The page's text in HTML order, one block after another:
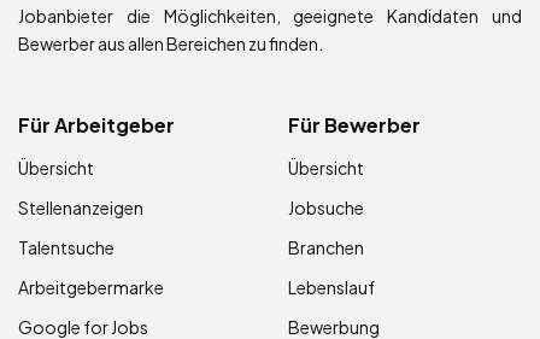
Jobanbieter die Möglichkeiten, geeignete Kandidaten und
Bewerber aus allen Bereichen zu finden.
Für Arbeitgeber
Übersicht
Stellenanzeigen
Talentsuche
Arbeitgebermarke
Google for Jobs
Für Bewerber
Übersicht
Jobsuche
Branchen
Lebenslauf
Bewerbung